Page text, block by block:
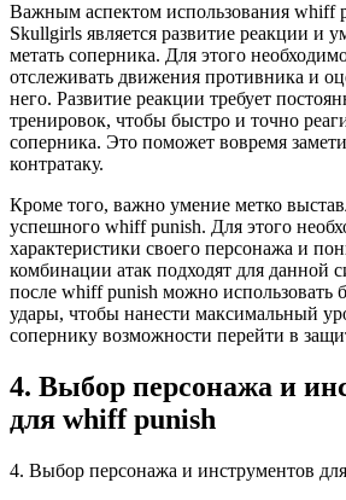
Важным аспектом использования whiff
Skullgirls является развитие реакции и
метать соперника. Для этого
отслеживать движения противника и
него. Развитие реакции требует
тренировок, чтобы быстро и точно
соперника. Это поможет вовремя
контратаку.
Кроме того, важно умение метко
успешного whiff punish. Для этого
характеристики своего персонажа и
комбинации атак подходят для данной
после whiff punish можно
удары, чтобы нанести максимальный
сопернику возможности перейти в
4. Выбор персонажа и
для whiff punish
4. Выбор персонажа и инструментов